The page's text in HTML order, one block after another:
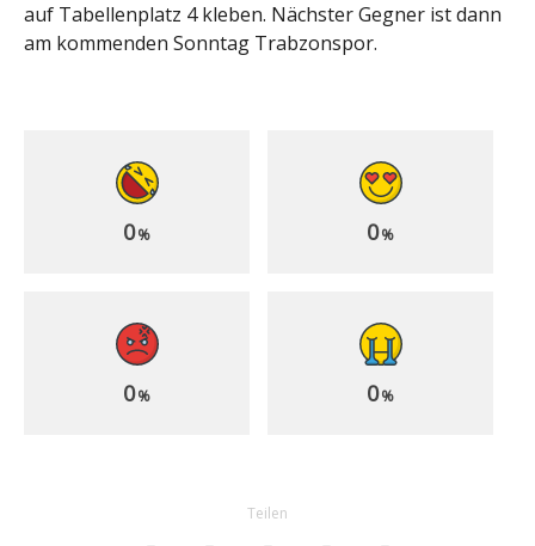
auf Tabellenplatz 4 kleben. Nächster Gegner ist dann
am kommenden Sonntag Trabzonspor.
0% 0%
0% 0%
Teilen